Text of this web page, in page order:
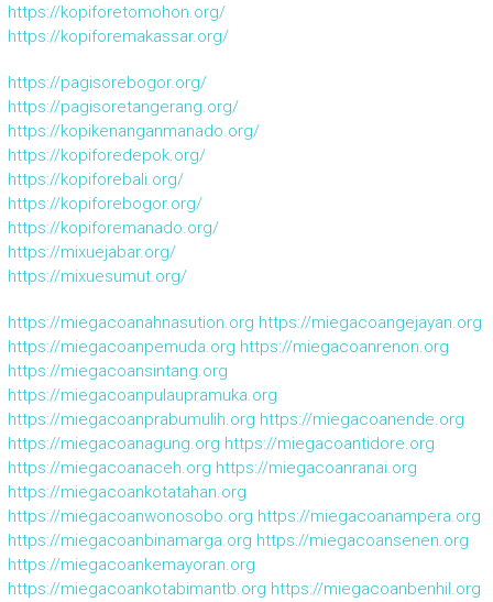
https://kopiforetomohon.org/
https://kopiforemakassar.org/
https://pagisorebogor.org/
https://pagisoretangerang.org/
https://kopikenanganmanado.org/
https://kopiforedepok.org/
https://kopiforebali.org/
https://kopiforebogor.org/
https://kopiforemanado.org/
https://mixuejabar.org/
https://mixuesumut.org/
https://miegacoanahnasution.org https://miegacoangejayan.org
https://miegacoanpemuda.org https://miegacoanrenon.org
https://miegacoansintang.org
https://miegacoanpulaupramuka.org
https://miegacoanprabumulih.org https://miegacoanende.org
https://miegacoanagung.org https://miegacoantidore.org
https://miegacoanaceh.org https://miegacoanranai.org
https://miegacoankotatahan.org
https://miegacoanwonosobo.org https://miegacoanampera.org
https://miegacoanbinamarga.org https://miegacoansenen.org
https://miegacoankemayoran.org
https://miegacoankotabimantb.org https://miegacoanbenhil.org